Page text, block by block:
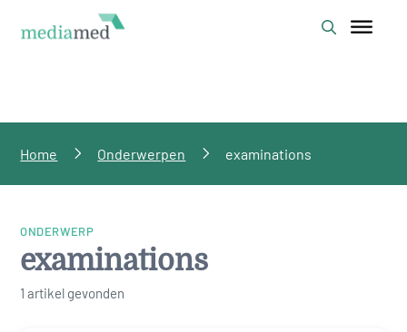
Home Onderwerpen examinations
ONDERWERP
examinations
1 artikel gevonden